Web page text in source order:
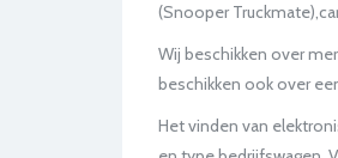
(Snooper
Wij beschikken over
beschikken ook over
Het vinden van